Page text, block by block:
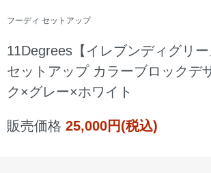
フーディ セットアップ
11Degrees【イレブンディグリ
セットアップ カラーブロックデ
ク×グレー×ホワイト
販売価格 25,000円(税込)